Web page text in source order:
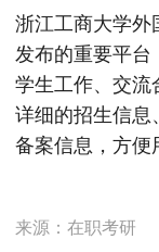
浙江工商大学外
发布的重要平台
学生工作、交流
详细的招生信息
备案信息，方便
来源：在职考研